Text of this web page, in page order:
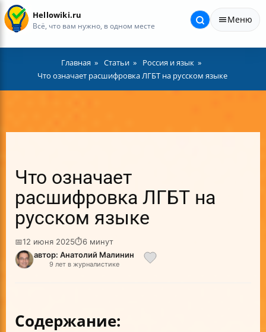
Hellowiki.ru
Всё, что вам нужно, в одном месте
Меню
Главная Статьи
Россия и язык
Что означает расшифровка ЛГБТ на русском языке
Что означает
расшифровка ЛГБТ на
русском языке
📅12 июня 2025⏱6 минут
автор: Анатолий Малинин
9 лет в журналистике
Содержание: